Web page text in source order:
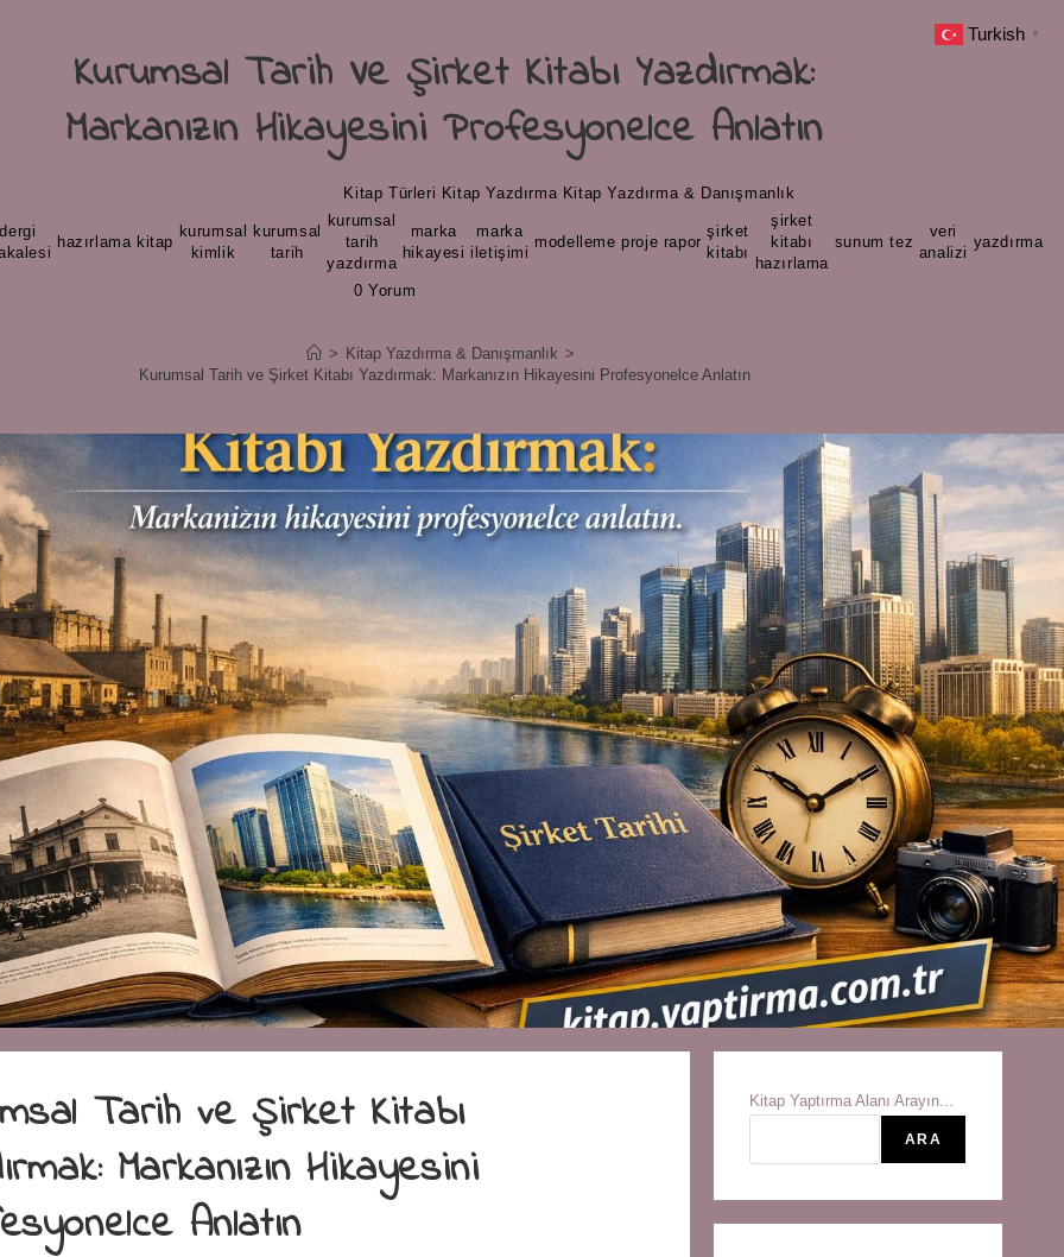
Kurumsal Tarih Ve Şirket Kitabı Yazdırmak:
Markanızın Hikayesini Profesyonelce Anlatın
Kitap Türleri Kitap Yazdırma Kitap Yazdırma & Danışmanlık
dergi
hazırlama, kitap
kurumsal
kimlik
kurumsal
tarih
kurumsal
tarih
yazdırma
marka
hikayesi
marka
iletişimi
modelleme proje rapor
şirket
kitabı
şirket
kitabı
hazırlama
sunum ,tez
veri
analizi
yazdırma
0 Yorum
> Kitap Yazdırma & Danışmanlık >
Kurumsal Tarih ve Şirket Kitabı Yazdırmak: Markanızın Hikayesini Profesyonelce Anlatın
Tarih ve Şirket Kitabı
Markanızın Hikayesini
Anlatın
Kitap Yaptırma Alanı Arayın...
ARA
Turkish ▼